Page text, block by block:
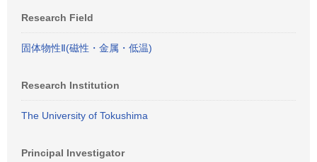
Research Field
固体物性Ⅱ(磁性・金属・低温)
Research Institution
The University of Tokushima
Principal Investigator